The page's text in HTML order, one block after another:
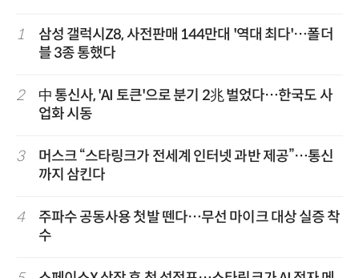
1
삼성 갤럭시Z8, 사전판매 144만대 '역대 최다'…폴더
블 3종 통했다
2
中 통신사, 'AI 토큰'으로 분기 2兆 벌었다…한국도 사
업화 시동
3
머스크 “스타링크가 전세계 인터넷 과반 제공”…통신
까지 삼킨다
4
주파수 공동사용 첫발 뗀다…무선 마이크 대상 실증 착
수